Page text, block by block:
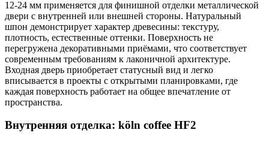
12-24 мм применяется для финишной отделки металлической
двери с внутренней или внешней стороны. Натуральный
шпон демонстрирует характер древесины: текстуру,
плотность, естественные оттенки. Поверхность не
перегружена декоративными приёмами, что соответствует
современным требованиям к лаконичной архитектуре.
Входная дверь приобретает статусный вид и легко
вписывается в проекты с открытыми планировками, где
каждая поверхность работает на общее впечатление от
пространства.
Внутренняя отделка: köln coffee HF2